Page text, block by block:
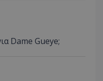
Dame Gueye;